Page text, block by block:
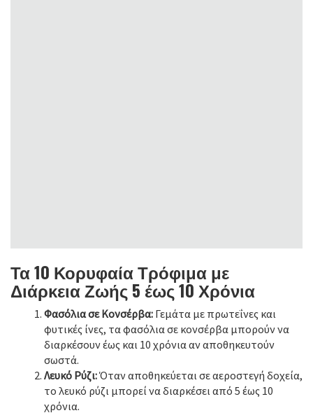
Τα 10 Κορυφαία Τρόφιμα με
Διάρκεια Ζωής 5 έως 10 Χρόνια
Φασόλια σε Κονσέρβα: Γεμάτα με πρωτεΐνες και
φυτικές ίνες, τα φασόλια σε κονσέρβα μπορούν να
διαρκέσουν έως και 10 χρόνια αν αποθηκευτούν
σωστά.
Λευκό Ρύζι:Όταν αποθηκεύεται σε αεροστεγή δοχεία,
το λευκό ρύζι μπορεί να διαρκέσει από 5 έως 10
χρόνια.